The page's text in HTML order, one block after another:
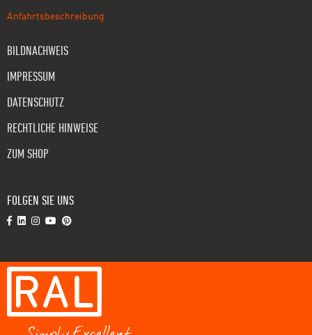
Anfahrtsbeschreibung
BILDNACHWEIS
IMPRESSUM
DATENSCHUTZ
RECHTLICHE HINWEISE
ZUM SHOP
FOLGEN SIE UNS